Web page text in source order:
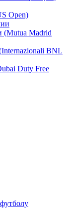
Open)
Madrid
BNL
Duty Free